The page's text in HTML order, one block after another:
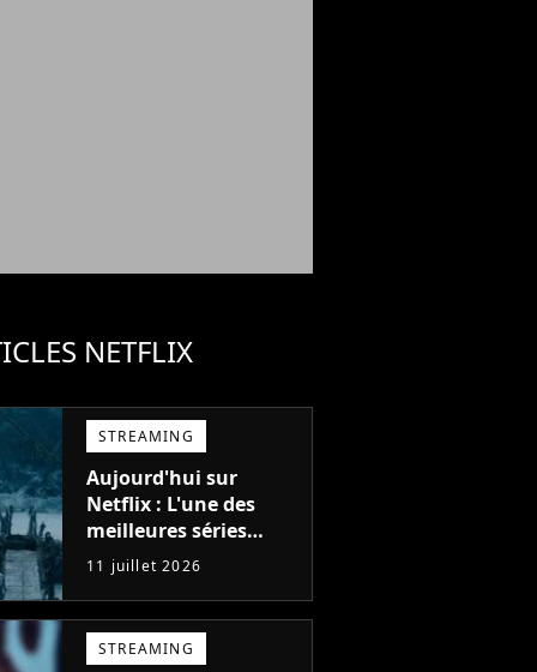
NETFLIX
STREAMING
Aujourd'hui sur
Netflix : L'une des
meilleures séries
d'action de tous les
temps, avec 6 saisons
parfaites
11 juillet 2026
STREAMING